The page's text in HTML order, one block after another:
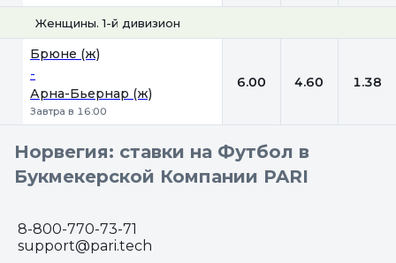
Женщины. 1-й дивизион
Брюне (ж)
-
Арна-Бьернар (ж)
Завтра в 16:00
6.00 4.60 1.38
Норвегия: ставки на Футбол в
Букмекерской Компании PARI
8-800-770-73-71
support@pari.tech